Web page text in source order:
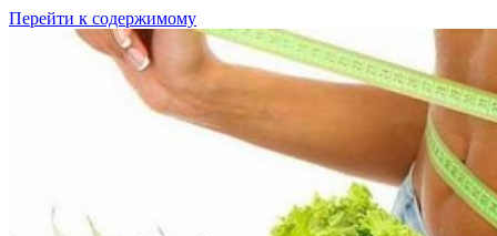
Перейти к содержимому